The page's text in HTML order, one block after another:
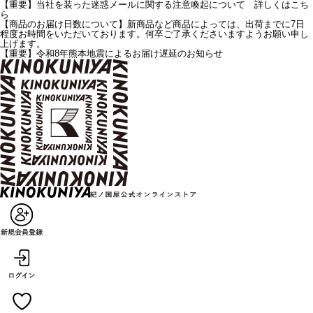
【重要】当社を装った迷惑メールに関する注意喚起について 詳しくはこち
ら
【商品のお届け日数について】新商品など商品によっては、出荷までに7日
程度お時間をいただいております。何卒ご了承くださいますようお願い申し
上げます。
【重要】令和8年熊本地震によるお届け遅延のお知らせ